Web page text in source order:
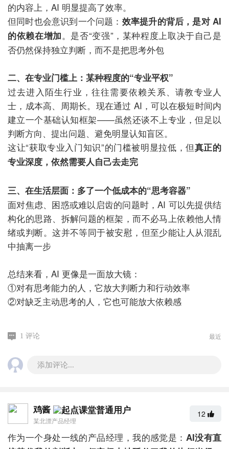
的内容上，AI 明显提高了效率。
但同时也会意识到一个问题： 效率提升的背后，是对 AI
的依赖在增加。是否“变强”，某种程度上取决于自己是
否仍然保持独立判断，而不是把思考外包
二、在专业门槛上：某种程度的“专业平权”
过去进入陌生行业，往往需要依赖关系、请教专业人
士，成本高、周期长。现在通过 AI，可以在极短时间内
建立一个基础认知框架——虽然还谈不上专业，但足以
判断方向、提出问题、避免明显认知盲区。
这让“获取专业入门知识”的门槛被明显拉低，但真正的
专业深度，依然需要人自己去走完
三、在生活层面：多了一个低成本的“思考容器”
面对焦虑、困惑或难以启齿的问题时，AI 可以先提供结
构化的思路、拆解问题的框架，而不必马上依赖他人情
绪或判断。这并不等同于被安慰，但至少能让人从混乱
中抽离一步
总结来看，AI 更像是一面放大镜：
①对有思考能力的人，它放大判断力和行动效率
②对缺乏主动思考的人，它也可能放大依赖感
1 评论 最近
添加评论...
鸡酱
某北漂产品经理
12
作为一个身处一线的产品经理，我的感觉是： AI没有直